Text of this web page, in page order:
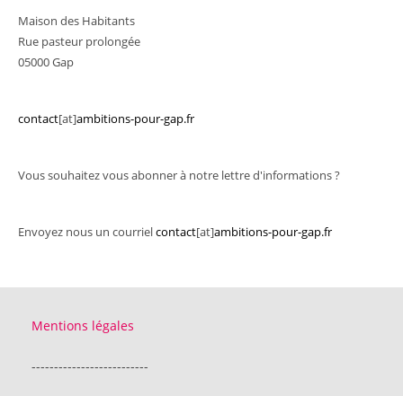
Maison des Habitants
Rue pasteur prolongée
05000 Gap
contact[at]ambitions-pour-gap.fr
Vous souhaitez vous abonner à notre lettre d'informations ?
Envoyez nous un courrielcontact[at]ambitions-pour-gap.fr
Mentions légales
--------------------------